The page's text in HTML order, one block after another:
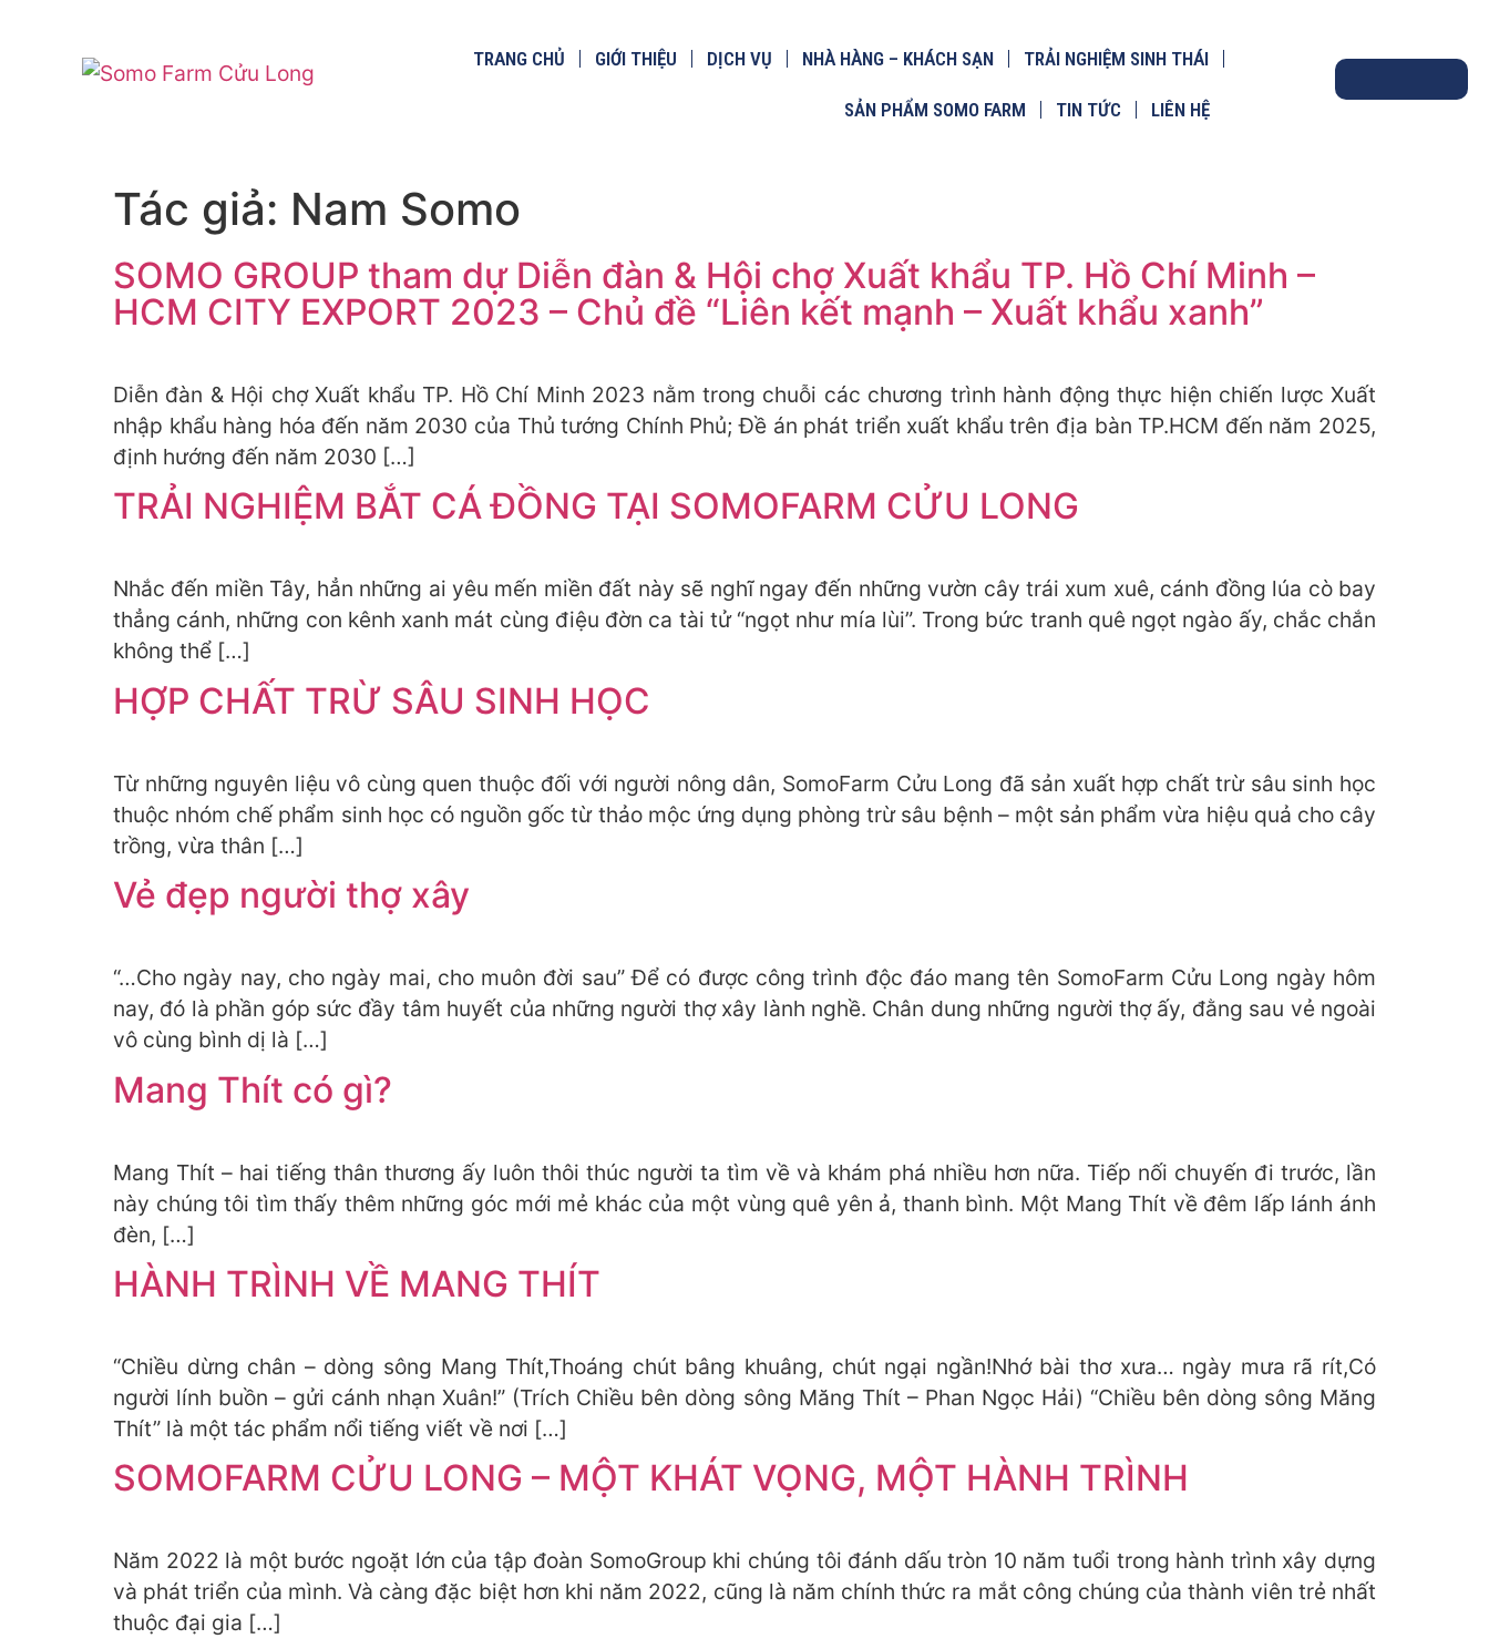
TRANG CHỦ GIỚI THIỆU DỊCH VỤ NHÀ HÀNG – KHÁCH SẠN TRẢI NGHIỆM SINH THÁI
SẢN PHẨM SOMO FARM TIN TỨC LIÊN HỆ
Tác giả: Nam Somo
SOMO GROUP tham dự Diễn đàn & Hội chợ Xuất khẩu TP. Hồ Chí Minh –
HCM CITY EXPORT 2023 – Chủ đề “Liên kết mạnh – Xuất khẩu xanh”
Diễn đàn & Hội chợ Xuất khẩu TP. Hồ Chí Minh 2023 nằm trong chuỗi các chương trình hành động thực hiện chiến lược Xuất
nhập khẩu hàng hóa đến năm 2030 của Thủ tướng Chính Phủ; Đề án phát triển xuất khẩu trên địa bàn TP.HCM đến năm 2025,
định hướng đến năm 2030 […]
TRẢI NGHIỆM BẮT CÁ ĐỒNG TẠI SOMOFARM CỬU LONG
Nhắc đến miền Tây, hẳn những ai yêu mến miền đất này sẽ nghĩ ngay đến những vườn cây trái xum xuê, cánh đồng lúa cò bay
thẳng cánh, những con kênh xanh mát cùng điệu đờn ca tài tử “ngọt như mía lùi”. Trong bức tranh quê ngọt ngào ấy, chắc chắn
không thể […]
HỢP CHẤT TRỪ SÂU SINH HỌC
Từ những nguyên liệu vô cùng quen thuộc đối với người nông dân, SomoFarm Cửu Long đã sản xuất hợp chất trừ sâu sinh học
thuộc nhóm chế phẩm sinh học có nguồn gốc từ thảo mộc ứng dụng phòng trừ sâu bệnh – một sản phẩm vừa hiệu quả cho cây
trồng, vừa thân […]
Vẻ đẹp người thợ xây
“…Cho ngày nay, cho ngày mai, cho muôn đời sau” Để có được công trình độc đáo mang tên SomoFarm Cửu Long ngày hôm
nay, đó là phần góp sức đầy tâm huyết của những người thợ xây lành nghề. Chân dung những người thợ ấy, đằng sau vẻ ngoài
vô cùng bình dị là […]
Mang Thít có gì?
Mang Thít – hai tiếng thân thương ấy luôn thôi thúc người ta tìm về và khám phá nhiều hơn nữa. Tiếp nối chuyến đi trước, lần
này chúng tôi tìm thấy thêm những góc mới mẻ khác của một vùng quê yên ả, thanh bình. Một Mang Thít về đêm lấp lánh ánh
đèn, […]
HÀNH TRÌNH VỀ MANG THÍT
“Chiều dừng chân – dòng sông Mang Thít,Thoáng chút bâng khuâng, chút ngại ngần!Nhớ bài thơ xưa… ngày mưa rã rít,Có
người lính buồn – gửi cánh nhạn Xuân!” (Trích Chiều bên dòng sông Măng Thít – Phan Ngọc Hải) “Chiều bên dòng sông Măng
Thít” là một tác phẩm nổi tiếng viết về nơi […]
SOMOFARM CỬU LONG – MỘT KHÁT VỌNG, MỘT HÀNH TRÌNH
Năm 2022 là một bước ngoặt lớn của tập đoàn SomoGroup khi chúng tôi đánh dấu tròn 10 năm tuổi trong hành trình xây dựng
và phát triển của mình. Và càng đặc biệt hơn khi năm 2022, cũng là năm chính thức ra mắt công chúng của thành viên trẻ nhất
thuộc đại gia […]